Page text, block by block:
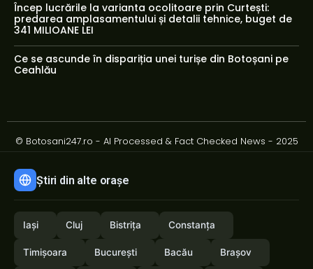
Încep lucrările la varianta ocolitoare prin Curtești:
predarea amplasamentului și detalii tehnice, buget de
341 MILIOANE LEI
Ce se ascunde în dispariția unei turișe din Botoșani pe
Ceahlău
© Botosani247.ro - AI Processed & Fact Checked News - 2025
Știri din alte orașe
Iași Cluj Bistrița Constanța
Timișoara București Bacău Brașov